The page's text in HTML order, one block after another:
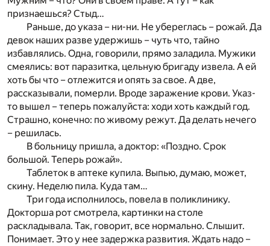
признаешься? Стыд…
Раньше, до указа – ни-ни. Не убереглась – рожай. Да
девок наших разве удержишь – чуть что, тайно
избавлялись. Одна, говорили, прямо заладила. Мужики
смеялись: вот паразитка, цельную бригаду извела. А ей
хоть бы что – отлежится и опять за свое. А две,
рассказывали, померли. Вроде заражение крови. Указ-
то вышел – теперь пожалуйста: ходи хоть каждый год.
Страшно, конечно: по живому режут. Да делать нечего
– решилась.
В больницу пришла, а доктор: «Поздно. Срок
большой. Теперь рожай».
Таблеток в аптеке купила. Выпью, думаю, может,
скину. Неделю пила. Куда там…
Три года исполнилось, повела в поликлинику.
Докторша рот смотрела, картинки на столе
раскладывала. Так, говорит, все нормально. Слышит.
Понимает. Это у нее задержка развития. Ждать надо –